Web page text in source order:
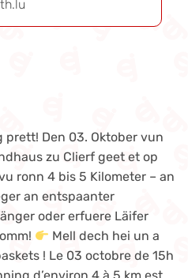
prett! Den 03. Oktober vun
zu Clierf geet et op
ronn 4 bis 5 Kilometer – an
an entspaanter
oder erfuere Läifer
Mell dech hei un a
! Le 03 octobre de 15h